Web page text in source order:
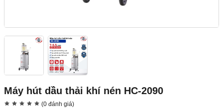
Máy hút dầu thải khí nén HC-2090
(0 đánh giá)